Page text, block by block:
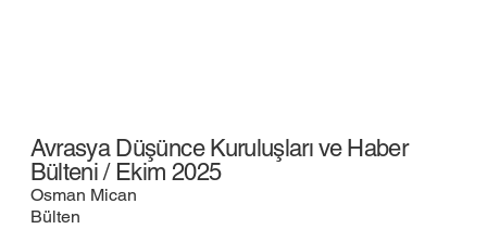
Avrasya Düşünce Kuruluşları ve Haber
Bülteni / Ekim 2025
Osman Mican
Bülten